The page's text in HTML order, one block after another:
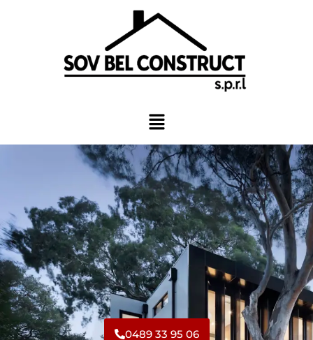
0489 33 95 06